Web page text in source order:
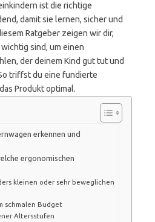
ist die richtige
damit sie lernen, sicher und
Ratgeber zeigen wir dir,
sind, um einen
der deinem Kind gut tut und
triffst du eine fundierte
Produkt optimal.
erkennen und
ergonomischen
kleinen oder sehr beweglichen
schmalen Budget
Altersstufen